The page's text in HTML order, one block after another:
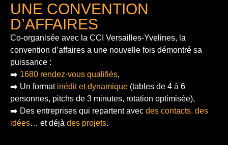
UNE CONVENTION
D’AFFAIRES
Co-organisée avec la CCI Versailles-Yvelines, la
convention d’affaires a une nouvelle fois démontré sa
puissance :
➡️ 1680 rendez-vous qualifiés,
➡️ Un format inédit et dynamique (tables de 4 à 6
personnes, pitchs de 3 minutes, rotation optimisée),
➡️ Des entreprises qui repartent avec des contacts, des
idées… et déjà des projets.